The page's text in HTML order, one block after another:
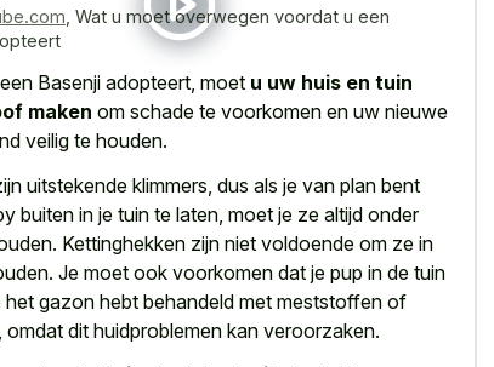
Wat u moet overwegen voordat u een
Basenji adopteert, moet u uw huis en tuin
maken om schade te voorkomen en uw nieuwe
veilig te houden.
uitstekende klimmers, dus als je van plan bent
buiten in je tuin te laten, moet je ze altijd onder
Kettinghekken zijn niet voldoende om ze in
Je moet ook voorkomen dat je pup in de tuin
het gazon hebt behandeld met meststoffen of
omdat dit huidproblemen kan veroorzaken.